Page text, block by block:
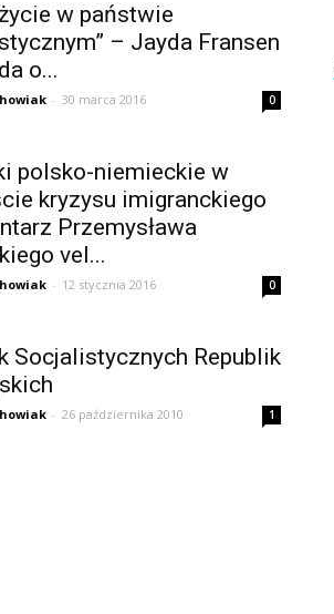
w państwie
– Jayda Fransen
o...
- 30 marca 2016 0
polsko-niemieckie w
kryzysu imigranckiego
Przemysława
vel...
- 12 stycznia 2016 0
Socjalistycznych Republik
- 26 października 2010 1